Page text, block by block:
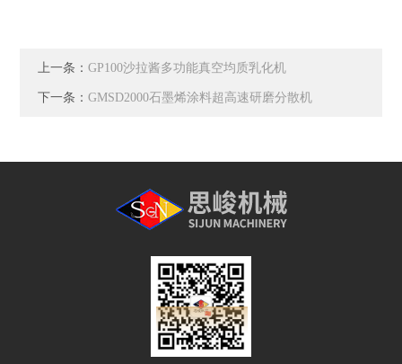
上一条：GP100沙拉酱多功能真空均质乳化机
下一条：GMSD2000石墨烯涂料超高速研磨分散机